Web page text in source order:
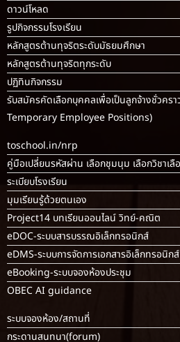
ดาวน์โหลด
รูปกิจกรรมโรงเรียน
หลักสูตรต้านทุจริตระดับมัธยมศึกษา
หลักสูตรต้านทุจริตทุกระดับ
ปฏิทินกิจกรรม
รับสมัครคัดเลือกบุคคลเพื่อเป็นลูกจ้างชั่ว
Temporary Employee Positions)
toschool.in/nrp
คู่มือเปลี่ยนรหัสผ่าน เลือกชุมนุม เลือกวิชาเ
ระเบียบโรงเรียน
มุมเรียนรู้ด้วยตนเอง
Project14 บทเรียนออนไลน์ วิทย์-คณิต
eDOC-ระบบสารบรรณอิเล็กทรอนิกส์
eDMS-ระบบการจัดการเอกสารอิเล็กทรอนิกส์
eBooking-ระบบจองห้องประชุม
OBEC AI guidance
ระบบจองห้อง/สถานที่
กระดานสนทนา(forum)